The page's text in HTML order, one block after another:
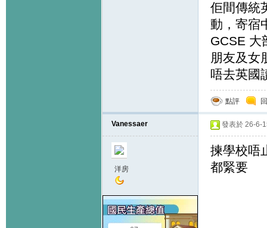
佢間傳統
動，寄宿
GCSE 大
朋友及女
唔去英國
點評
Vanessaer
洋房
發表於 26-6-
揀學校唔
都緊要